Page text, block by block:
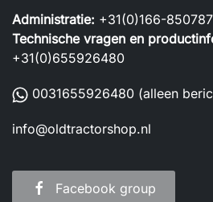
Administratie: +31(0)166-850787
Technische vragen en
+31(0)655926480
0031655926480 (alleen
info@oldtractorshop.nl
Facebook group